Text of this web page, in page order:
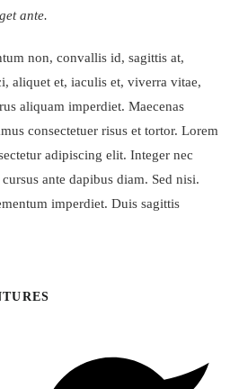
ante.
non, convallis id, sagittis at,
aliquet et, iaculis et, viverra vitae,
aliquam imperdiet. Maecenas
consectetuer risus et tortor. Lorem
adipiscing elit. Integer nec
ante dapibus diam. Sed nisi.
imperdiet. Duis sagittis